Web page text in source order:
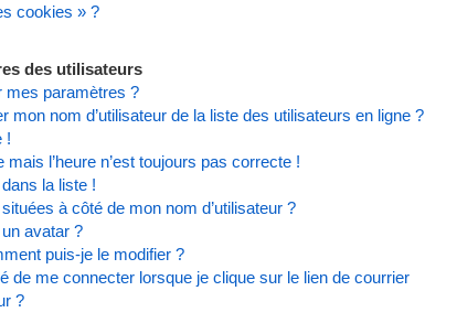
cookies » ?
des utilisateurs
mes paramètres ?
mon nom d’utilisateur de la liste des utilisateurs en ligne ?
!
mais l’heure n’est toujours pas correcte !
la liste !
à côté de mon nom d’utilisateur ?
avatar ?
puis-je le modifier ?
de me connecter lorsque je clique sur le lien de courrier
?